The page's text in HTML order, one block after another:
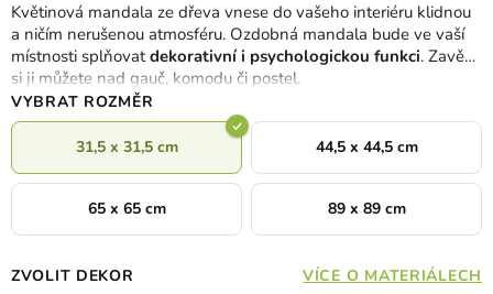
Květinová mandala ze dřeva vnese do vašeho interiéru klidnou
a ničím nerušenou atmosféru. Ozdobná mandala bude ve vaší
místnosti splňovatdekorativní i psychologickou funkci. Zavěsit
si ji můžete nad gauč, komodu či postel.
VYBRAT ROZMĚR
31,5 x 31,5 cm 44,5 x 44,5 cm
65 x 65 cm 89 x 89 cm
ZVOLIT DEKOR VÍCE O MATERIÁLECH